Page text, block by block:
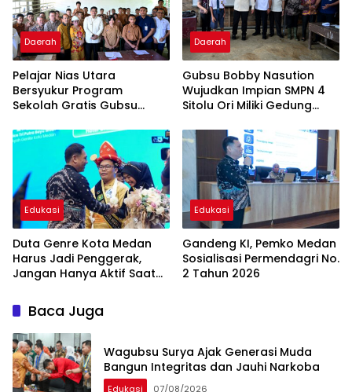
Daerah
Pelajar Nias Utara
Bersyukur Program
Sekolah Gratis Gubsu
Beban Orang Tua
Daerah
Gubsu Bobby Nasution
Wujudkan Impian SMPN 4
Sitolu Ori Miliki Gedung
Edukasi
Duta Genre Kota Medan
Harus Jadi Penggerak,
Jangan Hanya Aktif Saat
Edukasi
Gandeng KI, Pemko Medan
Sosialisasi Permendagri No.
2 Tahun 2026
Baca Juga
Wagubsu Surya Ajak Generasi Muda
Bangun Integritas dan Jauhi Narkoba
Edukasi 07/08/2026